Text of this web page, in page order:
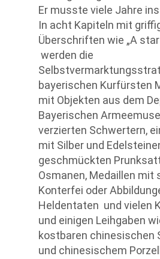
Er musste viele Jahre ins
In acht Kapiteln mit
Überschriften wie „A
werden die
bayerischen Kurfürsten
mit Objekten aus dem
Bayerischen
verzierten Schwertern,
mit Silber und
geschmückten
Osmanen, Medaillen mit
Konterfei oder
Heldentaten und vielen
und einigen Leihgaben
kostbaren chinesischen
und chinesischem